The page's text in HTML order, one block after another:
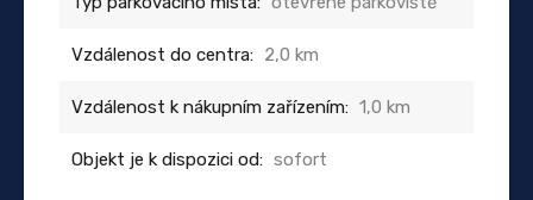
Vzdálenost do centra: 2,0 km
Vzdálenost k nákupním zařízením: 1,0 km
Objekt je k dispozici od: sofort